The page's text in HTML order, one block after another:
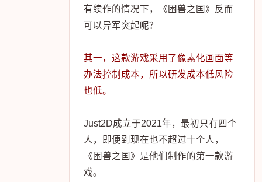
有续作的情况下，《困兽之国》反而
可以异军突起呢？
其一，这款游戏采用了像素化画面等
办法控制成本，所以研发成本低风险
也低。
Just2D成立于2021年，最初只有四个
人，即便到现在也不超过十个人，
《困兽之国》是他们制作的第一款游
戏。